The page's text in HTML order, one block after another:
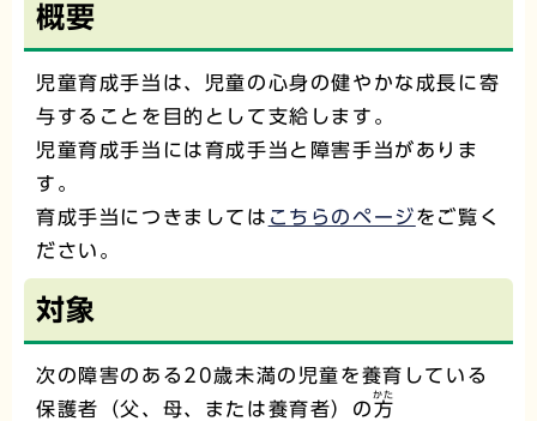
概要
児童育成手当は、児童の心身の健やかな成長に寄
与することを目的として支給します。
児童育成手当には育成手当と障害手当がありま
す。
育成手当につきましては こちらのページをご覧く
ださい。
対象
次の障害のある20歳未満の児童を養育している
保護者（父、母、または養育者）の方
かた